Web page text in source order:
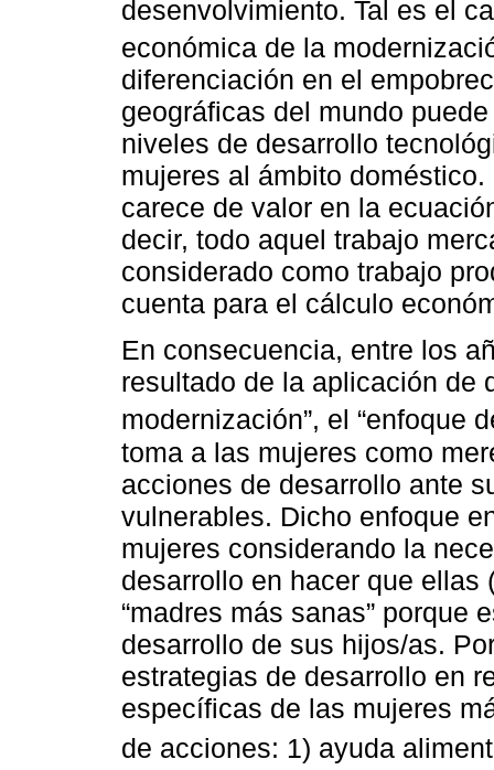
desenvolvimiento. Tal es el
económica de la
diferenciación en el
geográficas del mundo
niveles de desarrollo
mujeres al ámbito
carece de valor en la
decir, todo aquel trabajo
considerado como trabajo
cuenta para el cálculo
En consecuencia, entre los
resultado de la aplicación de
modernización”, el “enfoque
toma a las mujeres como
acciones de desarrollo ante
vulnerables. Dicho enfoque
mujeres considerando la
desarrollo en hacer que ellas
“madres más sanas” porque
desarrollo de sus hijos/as.
estrategias de desarrollo en
específicas de las mujeres
de acciones: 1) ayuda